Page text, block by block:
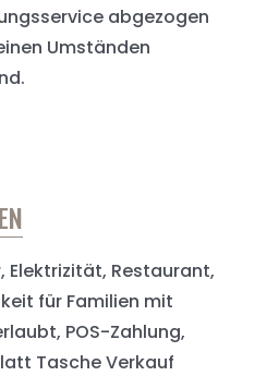
abgezogen
Umständen
Elektrizität, Restaurant,
für Familien mit
POS-Zahlung,
Tasche Verkauf